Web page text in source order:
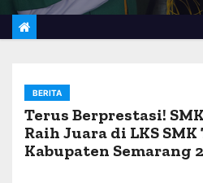
BERITA
Terus Berprestasi!
Raih Juara di LKS
Kabupaten Semarang